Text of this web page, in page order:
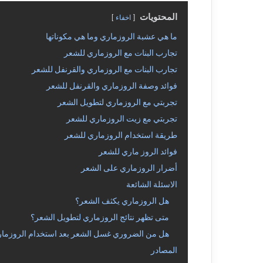
المحتويات اخفاء
ما هي عشبة الروزماري وما هي مكوناتها
تجارب البنات مع الروزماري للشعر
تجارب البنات مع الروزماري والقرنفل للشعر
فوائد وصفة الروزماري والقرنفل للشعر
تجربتي مع الروزماري لتطويل الشعر
تجربتي مع زيت الروزماري للشعر
طريقة استخدام الروزماري للشعر
فوائد الروز ماري للشعر
أضرار الروزماري على الشعر
الاسئلة الشائعة
هل الروزماري يكثف الشعر؟
متى تظهر نتائج الروزماري لتطويل الشعر؟
هل من الضروري غسل الشعر بعد استخدام
المصادر